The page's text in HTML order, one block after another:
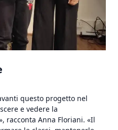
questo progetto nel
e vedere la
racconta Anna Floriani. «Il